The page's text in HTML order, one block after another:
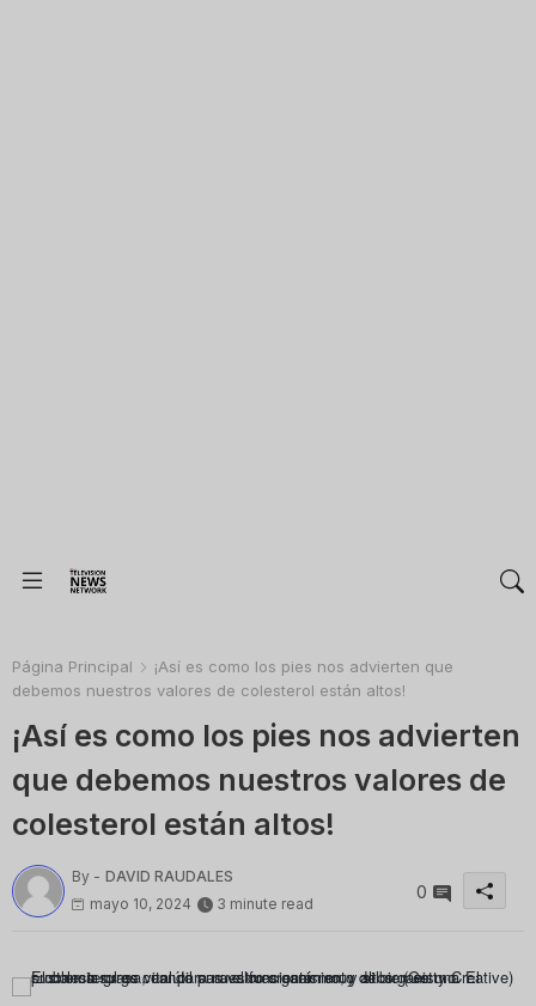
Página Principal
¡Así es como los pies nos advierten que
debemos nuestros valores de colesterol están altos!
¡Así es como los pies nos advierten
que debemos nuestros valores de
colesterol están altos!
By - DAVID RAUDALES
mayo 10, 2024
3 minute read
0